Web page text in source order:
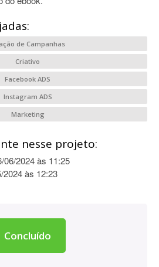
de Campanhas
Criativo
Facebook ADS
Instagram ADS
Marketing
nesse projeto:
06/2024 às 11:25
2024 às 12:23
Concluído